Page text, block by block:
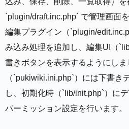
`plugin/draft.inc.php` で管理画面
編集プラグイン（`plugin/
み込み処理を追加し、編集UI（
書きボタンを表示するようにし
（`pukiwiki.ini.php`）には下書き
し、初期化時（`lib/init.php`）に
パーミッション設定を行います。